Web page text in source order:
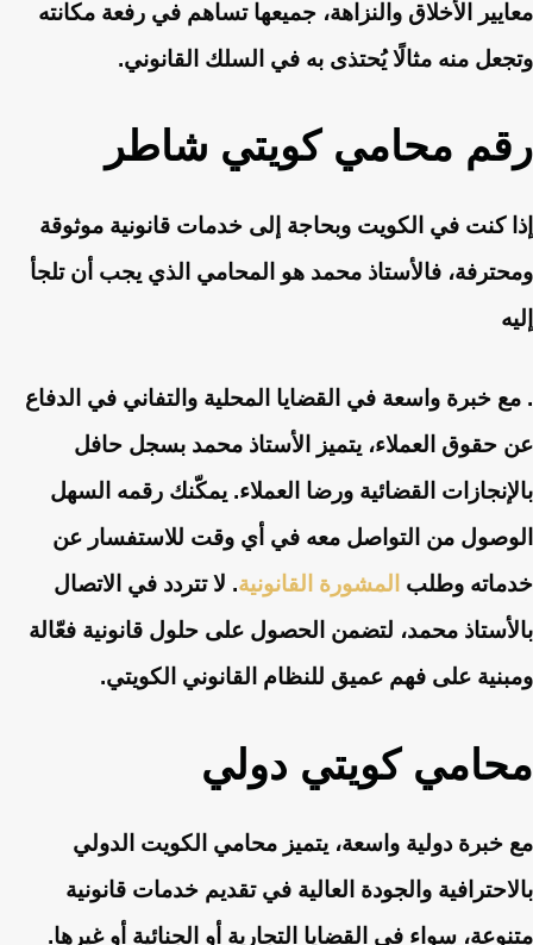
معايير الأخلاق والنزاهة، جميعها تساهم في رفعة مكانته
وتجعل منه مثالًا يُحتذى به في السلك القانوني.
رقم محامي كويتي شاطر
إذا كنت في الكويت وبحاجة إلى خدمات قانونية موثوقة
ومحترفة، فالأستاذ محمد هو المحامي الذي يجب أن تلجأ
إليه
. مع خبرة واسعة في القضايا المحلية والتفاني في الدفاع
عن حقوق العملاء، يتميز الأستاذ محمد بسجل حافل
بالإنجازات القضائية ورضا العملاء. يمكّنك رقمه السهل
الوصول من التواصل معه في أي وقت للاستفسار عن
خدماته وطلب المشورة القانونية. لا تتردد في الاتصال
بالأستاذ محمد، لتضمن الحصول على حلول قانونية فعّالة
ومبنية على فهم عميق للنظام القانوني الكويتي.
محامي كويتي دولي
مع خبرة دولية واسعة، يتميز محامي الكويت الدولي
بالاحترافية والجودة العالية في تقديم خدمات قانونية
متنوعة، سواء في القضايا التجارية أو الجنائية أو غيرها.